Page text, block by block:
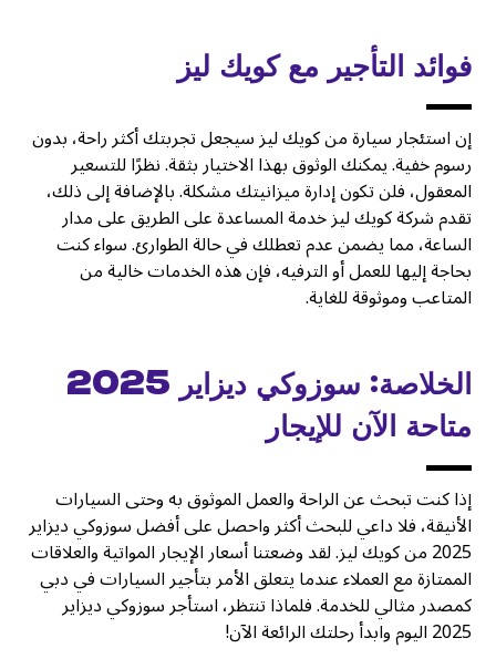
فوائد التأجير مع كويك ليز
إن استئجار سيارة من كويك ليز سيجعل تجربتك أكثر راحة، بدون
رسوم خفية. يمكنك الوثوق بهذا الاختيار بثقة. نظرًا للتسعير
المعقول، فلن تكون إدارة ميزانيتك مشكلة. بالإضافة إلى ذلك،
تقدم شركة كويك ليز خدمة المساعدة على الطريق على مدار
الساعة، مما يضمن عدم تعطلك في حالة الطوارئ. سواء كنت
بحاجة إليها للعمل أو الترفيه، فإن هذه الخدمات خالية من
المتاعب وموثوقة للغاية.
الخلاصة: سوزوكي ديزاير 2025
متاحة الآن للإيجار
إذا كنت تبحث عن الراحة والعمل الموثوق به وحتى السيارات
الأنيقة، فلا داعي للبحث أكثر واحصل على أفضل سوزوكي ديزاير
2025 من كويك ليز. لقد وضعتنا أسعار الإيجار المواتية والعلاقات
الممتازة مع العملاء عندما يتعلق الأمر بتأجير السيارات في دبي
كمصدر مثالي للخدمة. فلماذا تنتظر، استأجر سوزوكي ديزاير
2025 اليوم وابدأ رحلتك الرائعة الآن!